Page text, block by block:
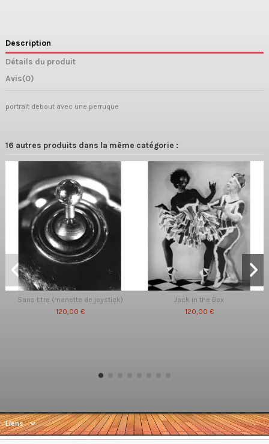
Description
Détails du produit
Avis(0)
portrait debout avec une perruque
16 autres produits dans la même catégorie :
Sans titre (manette de joystick)
120,00 €
Jack in the Box
120,00 €
Liens